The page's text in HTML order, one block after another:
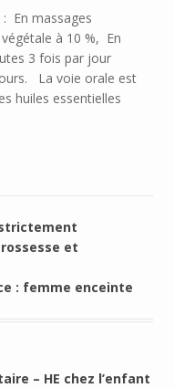
: En massages
à 10 %, En
3 fois par jour
La voie orale est
huiles essentielles
et
: femme enceinte
– HE chez l’enfant